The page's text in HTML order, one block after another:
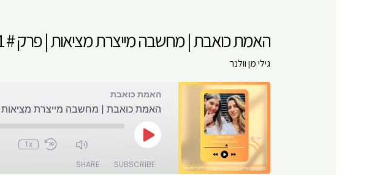
פרק
האמת כואבת | מחשבה מייצרת מציאות | פרק # 11
גילי מן וולנר
האמת כואבת
האמת כואבת | מחשבה מייצרת מציאות |
Play
Episode
1x
SUBSCRIBE
SHARE